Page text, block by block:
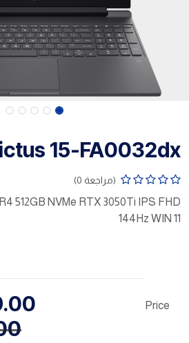
15-FA0032dx
(مراجعة 0)
512GB NVMe RTX 3050Ti IPS FHD
144Hz WIN 11
Price